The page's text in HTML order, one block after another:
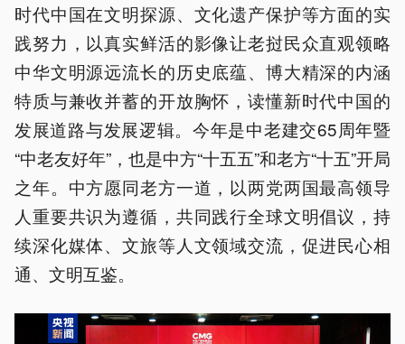
时代中国在文明探源、文化遗产保护等方面的实
践努力，以真实鲜活的影像让老挝民众直观领略
中华文明源远流长的历史底蕴、博大精深的内涵
特质与兼收并蓄的开放胸怀，读懂新时代中国的
发展道路与发展逻辑。今年是中老建交65周年暨
“中老友好年”，也是中方“十五五”和老方“十五”开局
之年。中方愿同老方一道，以两党两国最高领导
人重要共识为遵循，共同践行全球文明倡议，持
续深化媒体、文旅等人文领域交流，促进民心相
通、文明互鉴。